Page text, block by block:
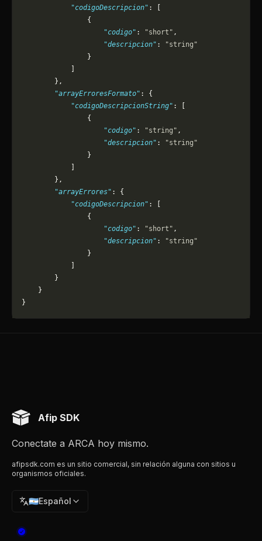
            "codigoDescripcion"
: [
                {
                    "codigo"
: "short" ,
                    "descripcion"
:
"string"
                }
        },
        "arrayErroresFormato"
: {
            "codigoDescripcionString"
: [
                {
                    "codigo"
: "string" ,
                    "descripcion"
:
"string"
                }
        },
        "arrayErrores"
: {
            "codigoDescripcion"
: [
                {
                    "codigo"
: "short" ,
                    "descripcion"
:
"string"
                }
        }
    }
}
Afip SDK
Conectate a ARCA hoy mismo.
afipsdk.com es un sitio comercial, sin relación alguna con sitios u
organismos oficiales.
🇦🇷Español